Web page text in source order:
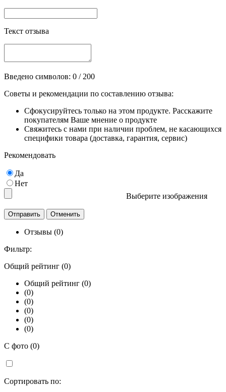
Текст отзыва
Введено символов: 0 / 200
Советы и рекомендации по составлению отзыва:
Сфокусируйтесь только на этом продукте. Расскажите
покупателям Ваше мнение о продукте
Свяжитесь с нами при наличии проблем, не касающихся
специфики товара (доставка, гарантия, сервис)
Рекомендовать
Да
Нет
Выберите изображения
Отзывы (0)
Фильтр:
Общий рейтинг (0)
Общий рейтинг (0)
(0)
(0)
(0)
(0)
(0)
С фото (0)
Сортировать по: